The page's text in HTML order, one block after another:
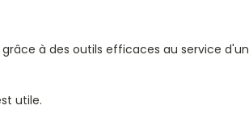
à des outils efficaces au service d'un
utile.